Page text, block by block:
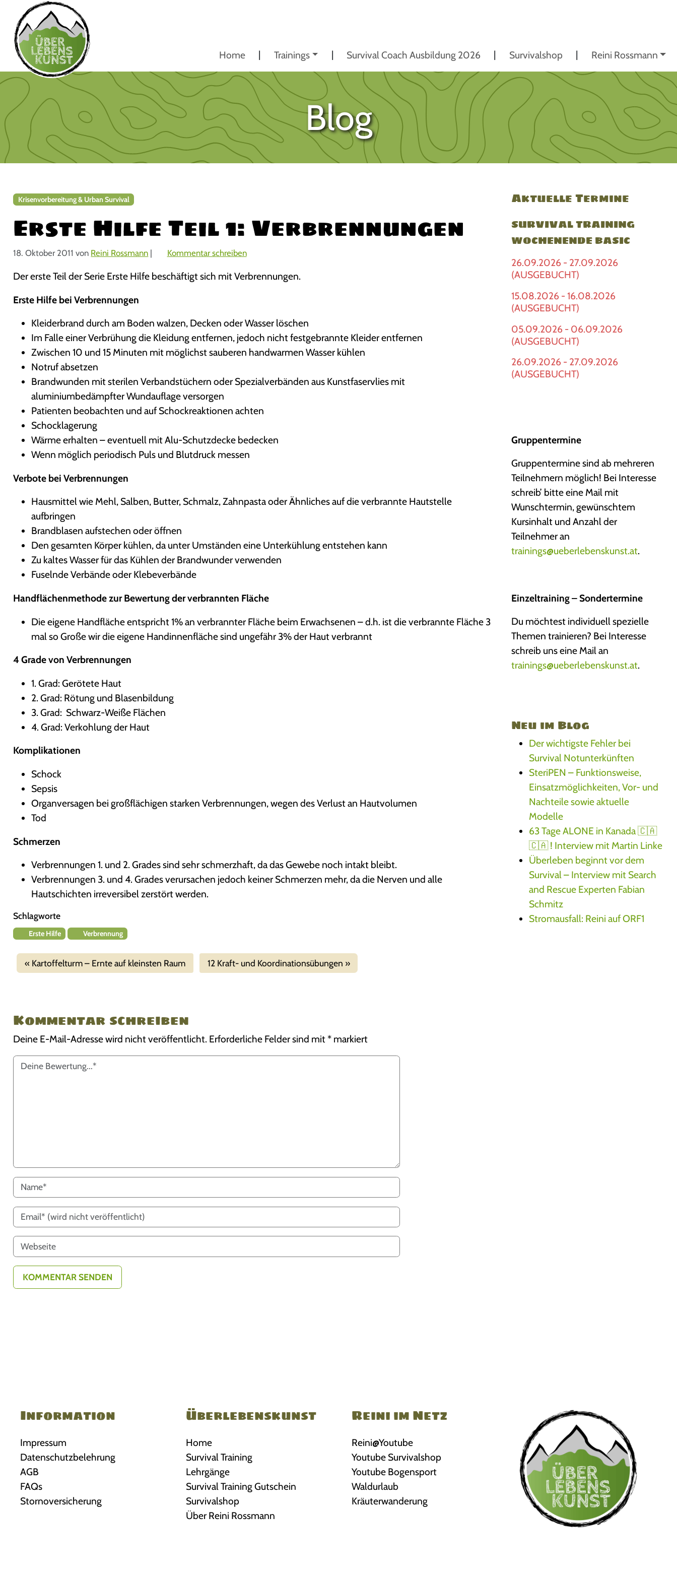
Home Trainings Survival Coach Ausbildung 2026 Survivalshop Reini Rossmann
Blog
Krisenvorbereitung & Urban Survival
Erste Hilfe Teil 1: Verbrennungen
18. Oktober 2011 von Reini Rossmann | Kommentar schreiben
Der erste Teil der Serie Erste Hilfe beschäftigt sich mit Verbrennungen.
Erste Hilfe bei Verbrennungen
Kleiderbrand durch am Boden walzen, Decken oder Wasser löschen
Im Falle einer Verbrühung die Kleidung entfernen, jedoch nicht festgebrannte Kleider entfernen
Zwischen 10 und 15 Minuten mit möglichst sauberen handwarmen Wasser kühlen
Notruf absetzen
Brandwunden mit sterilen Verbandstüchern oder Spezialverbänden aus Kunstfaservlies mit
aluminiumbedämpfter Wundauflage versorgen
Patienten beobachten und auf Schockreaktionen achten
Schocklagerung
Wärme erhalten – eventuell mit Alu-Schutzdecke bedecken
Wenn möglich periodisch Puls und Blutdruck messen
Verbote bei Verbrennungen
Hausmittel wie Mehl, Salben, Butter, Schmalz, Zahnpasta oder Ähnliches auf die verbrannte Hautstelle
aufbringen
Brandblasen aufstechen oder öffnen
Den gesamten Körper kühlen, da unter Umständen eine Unterkühlung entstehen kann
Zu kaltes Wasser für das Kühlen der Brandwunder verwenden
Fuselnde Verbände oder Klebeverbände
Handflächenmethode zur Bewertung der verbrannten Fläche
Die eigene Handfläche entspricht 1% an verbrannter Fläche beim Erwachsenen – d.h. ist die verbrannte Fläche 3
mal so Große wir die eigene Handinnenfläche sind ungefähr 3% der Haut verbrannt
4 Grade von Verbrennungen
1. Grad: Gerötete Haut
2. Grad: Rötung und Blasenbildung
3. Grad: Schwarz-Weiße Flächen
4. Grad: Verkohlung der Haut
Komplikationen
Schock
Sepsis
Organversagen bei großflächigen starken Verbrennungen, wegen des Verlust an Hautvolumen
Tod
Schmerzen
Verbrennungen 1. und 2. Grades sind sehr schmerzhaft, da das Gewebe noch intakt bleibt.
Verbrennungen 3. und 4. Grades verursachen jedoch keiner Schmerzen mehr, da die Nerven und alle
Hautschichten irreversibel zerstört werden.
Schlagworte
Erste Hilfe Verbrennung
Kartoffelturm – Ernte auf kleinsten Raum 12 Kraft- und Koordinationsübungen
Kommentar schreiben
Deine E-Mail-Adresse wird nicht veröffentlicht. Erforderliche Felder sind mit* markiert
Aktuelle Termine
SURVIVAL TRAINING
WOCHENENDE BASIC
26.09.2026 - 27.09.2026
(AUSGEBUCHT)
15.08.2026 - 16.08.2026
(AUSGEBUCHT)
05.09.2026 - 06.09.2026
(AUSGEBUCHT)
26.09.2026 - 27.09.2026
(AUSGEBUCHT)
Gruppentermine
Gruppentermine sind ab mehreren
Teilnehmern möglich! Bei Interesse
schreib’ bitte eine Mail mit
Wunschtermin, gewünschtem
Kursinhalt und Anzahl der
Teilnehmer an
trainings@ueberlebenskunst.at.
Einzeltraining – Sondertermine
Du möchtest individuell spezielle
Themen trainieren? Bei Interesse
schreib uns eine Mail an
trainings@ueberlebenskunst.at.
Neu im Blog
Der wichtigste Fehler bei
Survival Notunterkünften
SteriPEN – Funktionsweise,
Einsatzmöglichkeiten, Vor- und
Nachteile sowie aktuelle
Modelle
63 Tage ALONE in Kanada 🇨🇦
🇨🇦 ! Interview mit Martin Linke
Überleben beginnt vor dem
Survival – Interview mit Search
and Rescue Experten Fabian
Schmitz
Stromausfall: Reini auf ORF1
Information
Impressum
Datenschutzbelehrung
AGB
FAQs
Stornoversicherung
Überlebenskunst
Home
Survival Training
Lehrgänge
Survival Training Gutschein
Survivalshop
Über Reini Rossmann
Reini im Netz
Reini@Youtube
Youtube Survivalshop
Youtube Bogensport
Waldurlaub
Kräuterwanderung